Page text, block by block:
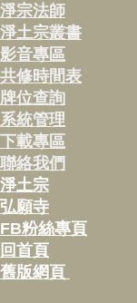
淨宗法師
淨土宗叢書
影音專區
共修時間表
牌位查詢
系統管理
下載專區
聯絡我們
淨土宗
弘願寺
FB粉絲專頁
回首頁
舊版網頁